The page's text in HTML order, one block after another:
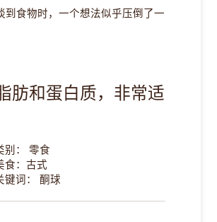
食物时，一个想法似乎压倒了一
肪和蛋白质，非常适
别： 零食
食：古式
键词： 酮球